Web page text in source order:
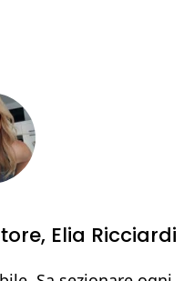
Elia Ricciardi